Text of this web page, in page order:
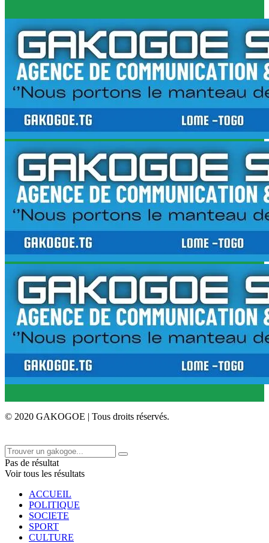
© 2020 GAKOGOE | Tous droits réservés.
Pas de résultat
Voir tous les résultats
ACCUEIL
POLITIQUE
SOCIETE
SPORT
CULTURE